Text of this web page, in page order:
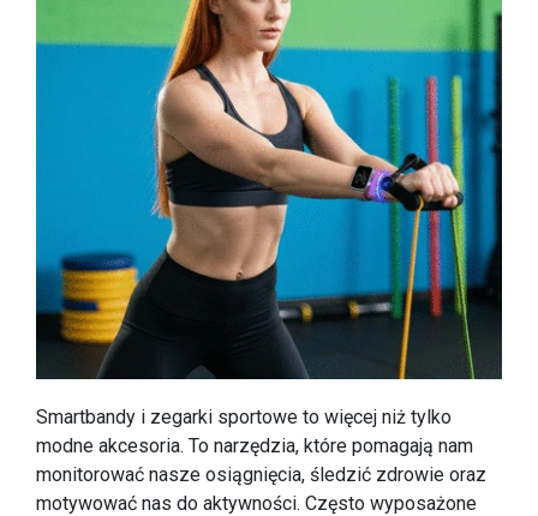
Smartbandy i zegarki sportowe to więcej niż tylko
modne akcesoria. To narzędzia, które pomagają nam
monitorować nasze osiągnięcia, śledzić zdrowie oraz
motywować nas do aktywności. Często wyposażone